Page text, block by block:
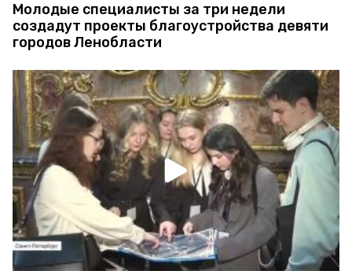
Молодые специалисты за три недели
создадут проекты благоустройства девяти
городов Ленобласти